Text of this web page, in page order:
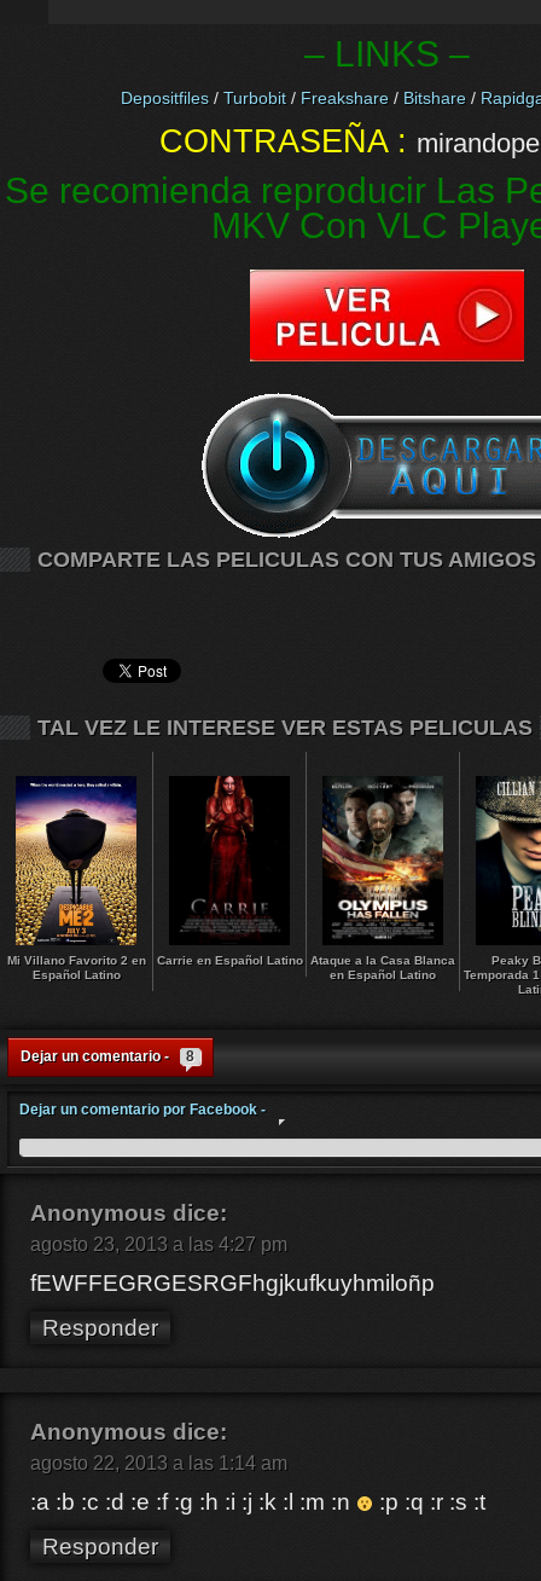
– LINKS –
Depositfiles/ Turbobit/ Freakshare/ Bitshare/
CONTRASEÑA :
Se recomienda reproducir Las
MKV Con VLC
COMPARTE LAS PELICULAS CON TUS AMIGOS
TAL VEZ LE INTERESE VER ESTAS PELICULAS
Mi Villano Favorito 2 en
Español Latino
Carrie en Español Latino Ataque a la Casa Blanca
en Español Latino
Peaky
Temporada
Dejar un comentario - 8
Dejar un comentario por Facebook -
Anonymous dice:
agosto 23, 2013 a las 4:27 pm
fEWFFEGRGESRGFhgjkufkuyhmiloñp
Responder
Anonymous dice:
agosto 22, 2013 a las 1:14 am
:a :b :c :d :e :f :g :h :i :j :k :l :m :n
:p :q :r :s :t
Responder